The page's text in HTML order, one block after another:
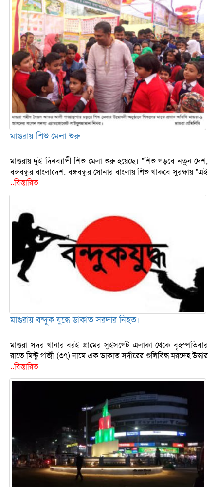
মাগুরায় শিশু মেলা শুরু
মাগুরায় দুই দিনব্যাপী শিশু মেলা শুরু হয়েছে। ”শিশু গড়বে নতুন দেশ,
বঙ্গবন্ধুর বাংলাদেশ, বঙ্গবন্ধুর সোনার বাংলায় শিশু থাকবে সুরক্ষায় ”এই
..বিস্তারিত
মাগুরায় বন্দুক যুদ্ধে ডাকাত সরদার নিহত।
মাগুরা সদর থানার বরই গ্রামের সুইসগেট এলাকা থেকে বৃহস্পতিবার
রাতে মিন্টু গাজী (৩৭) নামে এক ডাকাত সর্দারের গুলিবিদ্ধ মরদেহ উদ্ধার
..বিস্তারিত